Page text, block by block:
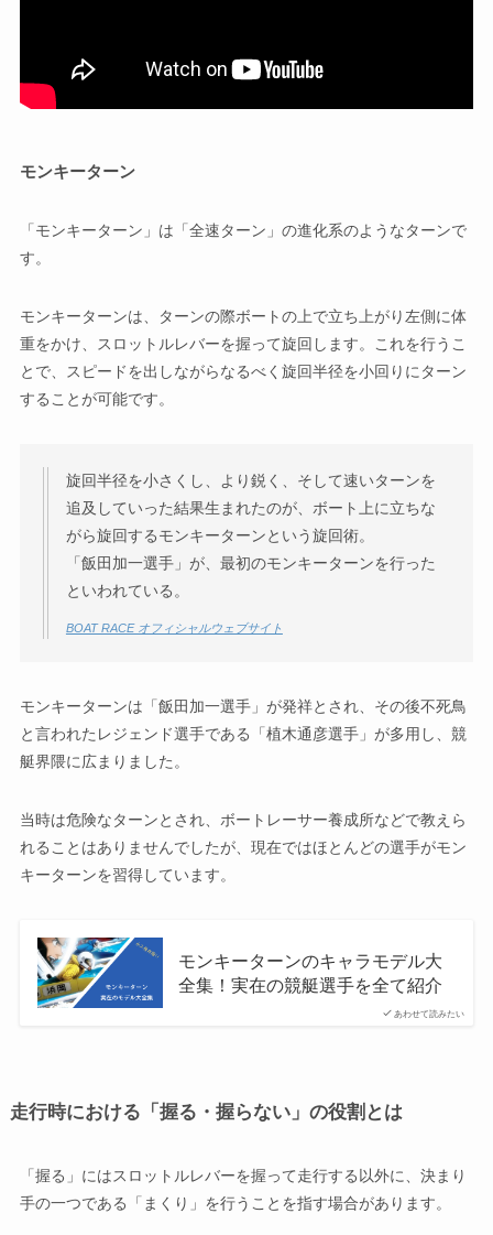
モンキーターン
「モンキーターン」は「全速ターン」の進化系のようなターンで
す。
モンキーターンは、ターンの際ボートの上で立ち上がり左側に体
重をかけ、スロットルレバーを握って旋回します。これを行うこ
とで、スピードを出しながらなるべく旋回半径を小回りにターン
することが可能です。
旋回半径を小さくし、より鋭く、そして速いターンを
追及していった結果生まれたのが、ボート上に立ちな
がら旋回するモンキーターンという旋回術。
「飯田加一選手」が、最初のモンキーターンを行った
といわれている。
BOAT RACE オフィシャルウェブサイト
モンキーターンは「飯田加一選手」が発祥とされ、その後不死鳥
と言われたレジェンド選手である「植木通彦選手」が多用し、競
艇界隈に広まりました。
当時は危険なターンとされ、ボートレーサー養成所などで教えら
れることはありませんでしたが、現在ではほとんどの選手がモン
キーターンを習得しています。
あわせて読みたい
モンキーターンのキャラモデル大
全集！実在の競艇選手を全て紹介
走行時における「握る・握らない」の役割とは
「握る」にはスロットルレバーを握って走行する以外に、決まり
手の一つである「まくり」を行うことを指す場合があります。